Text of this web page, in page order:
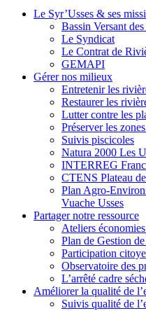
Le Syr’Usses & ses
Bassin Versant des
Le Syndicat
Le Contrat de
GEMAPI
Gérernos milieux
Entretenir les
Restaurer les
Lutter contre les
Préserver les
Suivis piscicoles
Natura 2000 Les
INTERREG
CTENS Plateau
Plan Agro-
Vuache Usses
Partagernotre ressource
Ateliers économies
Plan de Gestion
Participation
Observatoire des
L’arrêté cadre
Améliorerla qualité de
Suivis qualité de